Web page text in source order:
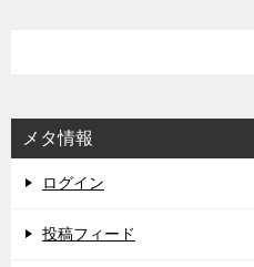
メタ情報
ログイン
投稿フィード